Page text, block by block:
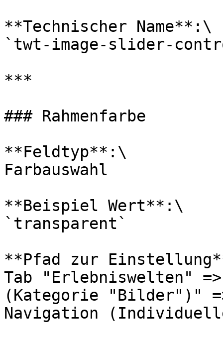
**Technischer Name**:\
`twt-image-slider-
***
### Rahmenfarbe
**Feldtyp**:\
Farbauswahl
**Beispiel Wert**:\
`transparent`
**Pfad zur
Tab "Erlebniswelten"
(Kategorie "Bilder")"
Navigation